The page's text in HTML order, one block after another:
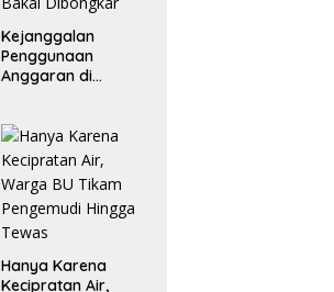
Kejanggalan
Penggunaan
Anggaran di
Bakal Dibongkar
Hanya Karena
Kecipratan Air,